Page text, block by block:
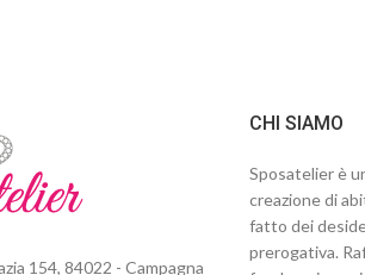
154, 84022 - Campagna
CHI SIAMO
Sposatelier è
creazione di
fatto dei
prerogativa.